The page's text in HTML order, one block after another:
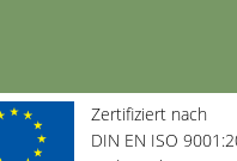
Zertifiziert nach
DIN EN ISO